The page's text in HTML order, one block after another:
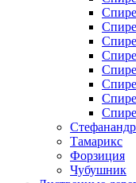
Тамарикс
Форзиция
Чубушник